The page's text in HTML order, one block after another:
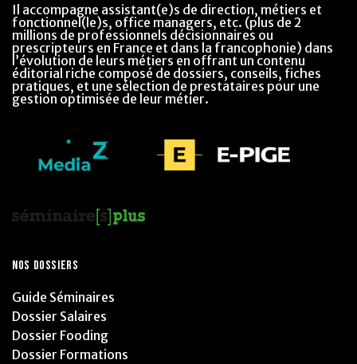
Il accompagne assistant(e)s de direction, métiers et
fonctionnel(le)s, office managers, etc. (plus de 2
millions de professionnels décisionnaires ou
prescripteurs en France et dans la francophonie) dans
l’évolution de leurs métiers en offrant un contenu
éditorial riche composé de dossiers, conseils, fiches
pratiques, et une sélection de prestataires pour une
gestion optimisée de leur métier.
NOS DOSSIERS
Guide Séminaires
Dossier Salaires
Dossier Fooding
Dossier Formations